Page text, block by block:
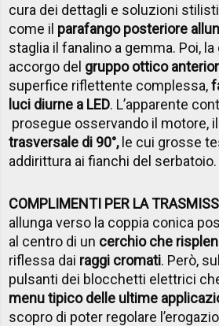
cura dei dettagli e soluzioni
come il parafango posteriore
staglia il fanalino a gemma. Poi,
accorgo del gruppo ottico
superfice riflettente complessa,
luci diurne a LED. L’apparente
prosegue osservando il motore, il
trasversale di 90°,le cui grosse
addirittura ai fianchi del serbatoio.
COMPLIMENTI PER LA
allunga verso la coppia conica
al centro di un cerchio che
riflessa dai raggi cromati. Però,
pulsanti dei blocchetti elettrici
menu tipico delle ultime
scopro di poter regolare